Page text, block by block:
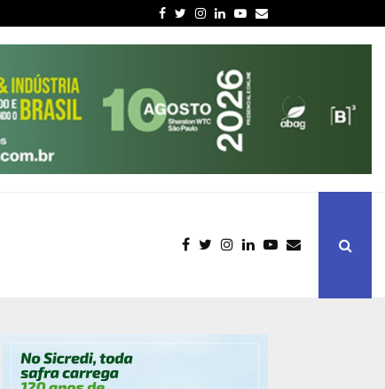
Facebook
Twitter
Instagram
LinkedinYoutube
Email